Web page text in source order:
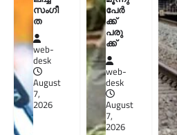
സംഗീ
ത
web-
desk
August
7,
2026
പേർ
ക്ക്
പരു
ക്ക്
web-
desk
August
7,
2026